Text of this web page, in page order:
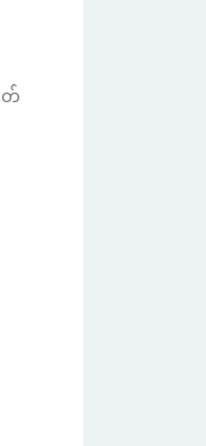
တ်